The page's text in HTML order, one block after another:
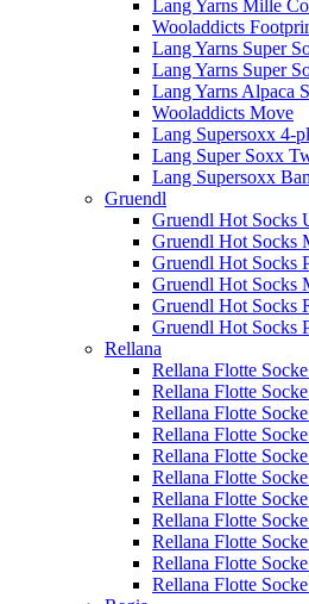
Lang Yarns Mille
Wooladdicts
Lang Yarns Super
Lang Yarns Super
Lang Yarns Alpaca
Wooladdicts Move
Lang Supersoxx 4-
Lang Super Soxx
Lang Supersoxx
Gruendl
Gruendl Hot Socks
Gruendl Hot Socks
Gruendl Hot Socks
Gruendl Hot Socks
Gruendl Hot Socks
Gruendl Hot Socks
Rellana
Rellana Flotte
Rellana Flotte
Rellana Flotte
Rellana Flotte
Rellana Flotte
Rellana Flotte
Rellana Flotte
Rellana Flotte
Rellana Flotte
Rellana Flotte
Rellana Flotte